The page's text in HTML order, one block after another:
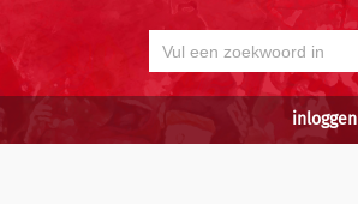
inloggen